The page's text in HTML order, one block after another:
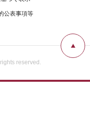
公表事項等
reserved.